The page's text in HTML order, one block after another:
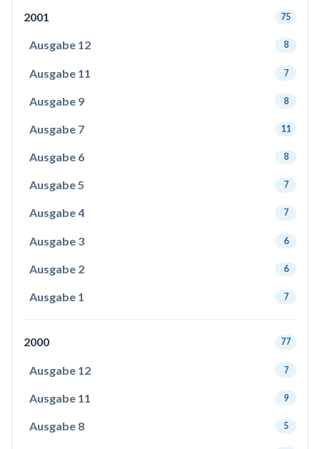
2001 75
Ausgabe 12 8
Ausgabe 11 7
Ausgabe 9 8
Ausgabe 7 11
Ausgabe 6 8
Ausgabe 5 7
Ausgabe 4 7
Ausgabe 3 6
Ausgabe 2 6
Ausgabe 1 7
2000 77
Ausgabe 12 7
Ausgabe 11 9
Ausgabe 8 5